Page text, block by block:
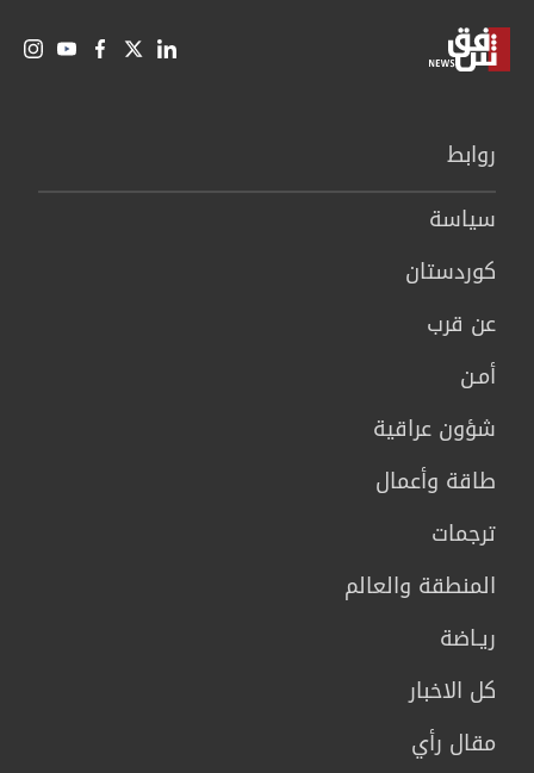
روابط
سیاسة
كوردستان
عن قرب
أمـن
شؤون عراقية
طاقة وأعمال
ترجمات
المنطقة والعالم
ريـاضة
كل الاخبار
مقال رأي